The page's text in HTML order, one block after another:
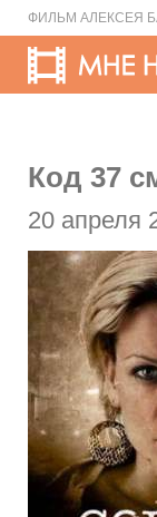
ФИЛЬМ АЛЕКСЕЯ
Код 37
20 апреля